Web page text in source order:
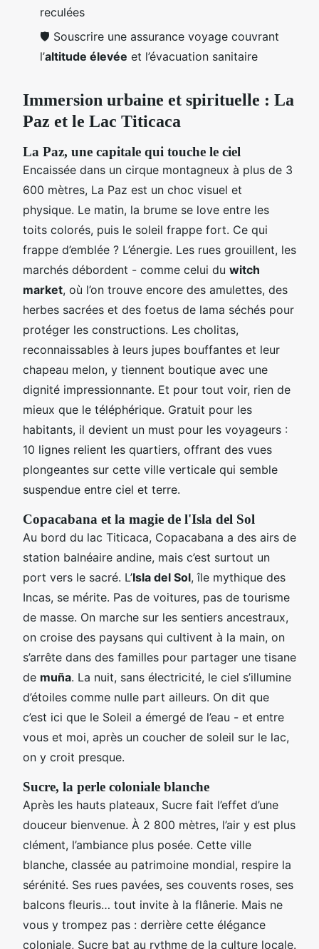
reculées
🛡️ Souscrire une assurance voyage couvrant
l’altitude élevée et l’évacuation sanitaire
Immersion urbaine et spirituelle : La
Paz et le Lac Titicaca
La Paz, une capitale qui touche le ciel
Encaissée dans un cirque montagneux à plus de 3
600 mètres, La Paz est un choc visuel et
physique. Le matin, la brume se love entre les
toits colorés, puis le soleil frappe fort. Ce qui
frappe d’emblée ? L’énergie. Les rues grouillent, les
marchés débordent - comme celui du witch
market, où l’on trouve encore des amulettes, des
herbes sacrées et des foetus de lama séchés pour
protéger les constructions. Les cholitas,
reconnaissables à leurs jupes bouffantes et leur
chapeau melon, y tiennent boutique avec une
dignité impressionnante. Et pour tout voir, rien de
mieux que le téléphérique. Gratuit pour les
habitants, il devient un must pour les voyageurs :
10 lignes relient les quartiers, offrant des vues
plongeantes sur cette ville verticale qui semble
suspendue entre ciel et terre.
Copacabana et la magie de l'Isla del Sol
Au bord du lac Titicaca, Copacabana a des airs de
station balnéaire andine, mais c’est surtout un
port vers le sacré. L’Isla del Sol, île mythique des
Incas, se mérite. Pas de voitures, pas de tourisme
de masse. On marche sur les sentiers ancestraux,
on croise des paysans qui cultivent à la main, on
s’arrête dans des familles pour partager une tisane
de muña. La nuit, sans électricité, le ciel s’illumine
d’étoiles comme nulle part ailleurs. On dit que
c’est ici que le Soleil a émergé de l’eau - et entre
vous et moi, après un coucher de soleil sur le lac,
on y croit presque.
Sucre, la perle coloniale blanche
Après les hauts plateaux, Sucre fait l’effet d’une
douceur bienvenue. À 2 800 mètres, l’air y est plus
clément, l’ambiance plus posée. Cette ville
blanche, classée au patrimoine mondial, respire la
sérénité. Ses rues pavées, ses couvents roses, ses
balcons fleuris… tout invite à la flânerie. Mais ne
vous y trompez pas : derrière cette élégance
coloniale, Sucre bat au rythme de la culture locale.